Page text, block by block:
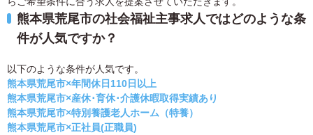
熊本県荒尾市の社会福祉主事求人ではどのような条
件が人気ですか？
以下のような条件が人気です。
熊本県荒尾市×年間休日110日以上
熊本県荒尾市×産休･育休･介護休暇取得実績あり
熊本県荒尾市×特別養護老人ホーム（特養）
熊本県荒尾市×正社員(正職員)